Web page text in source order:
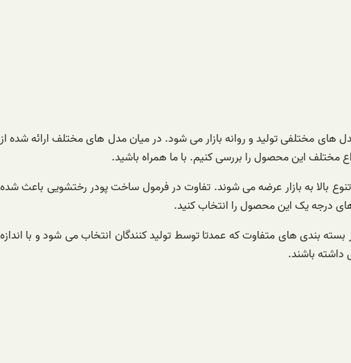
مختلفی تولید و روانه بازار می شود. در میان مدل های مختلف ارائه شده از
این محصول را بررسی کنیم. با ما همراه باشید.
بالا به بازار عرضه می شوند. تفاوت در فرمول ساخت پودر رختشویی باعث شده
درجه یک این محصول را انتخاب کنید.
بندی های متفاوت که عمدتا توسط تولید کنندگان انتخاب می شود و با اندازه
داشته باشند.